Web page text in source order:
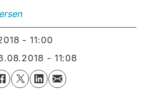
- 11:00
- 11:08